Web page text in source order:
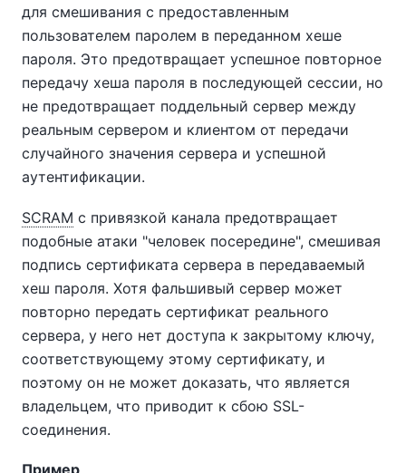
для смешивания с предоставленным
пользователем паролем в переданном хеше
пароля. Это предотвращает успешное повторное
передачу хеша пароля в последующей сессии, но
не предотвращает поддельный сервер между
реальным сервером и клиентом от передачи
случайного значения сервера и успешной
аутентификации.
SCRAM с привязкой канала предотвращает
подобные атаки "человек посередине", смешивая
подпись сертификата сервера в передаваемый
хеш пароля. Хотя фальшивый сервер может
повторно передать сертификат реального
сервера, у него нет доступа к закрытому ключу,
соответствующему этому сертификату, и
поэтому он не может доказать, что является
владельцем, что приводит к сбою SSL-
соединения.
Пример